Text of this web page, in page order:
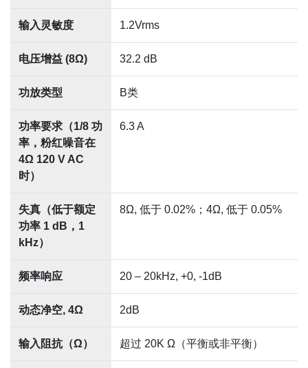
输入灵敏度 1.2Vrms
电压增益 (8Ω) 32.2 dB
功放类型 B类
功率要求（1/8 功
率，粉红噪音在
4Ω 120 V AC
时）
6.3 A
失真（低于额定
功率 1 dB，1
kHz）
8Ω, 低于 0.02%；4Ω, 低于 0.05%
频率响应 20 – 20kHz, +0, -1dB
动态净空, 4Ω 2dB
输入阻抗（Ω） 超过 20K Ω（平衡或非平衡）